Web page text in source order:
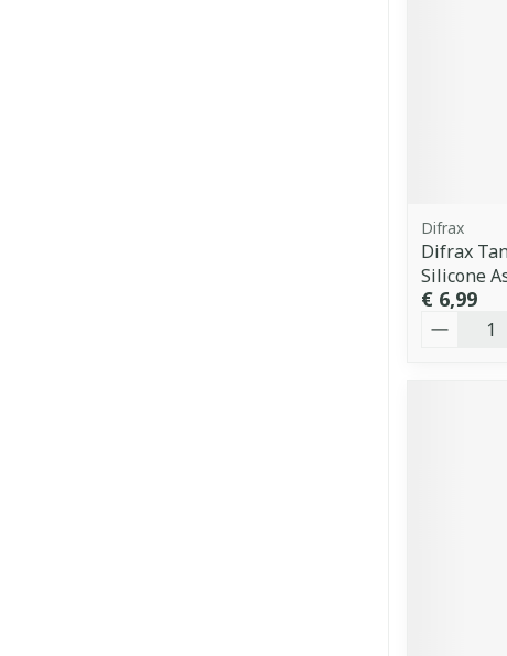
Difrax
Difrax
Silicone
€ 6,99